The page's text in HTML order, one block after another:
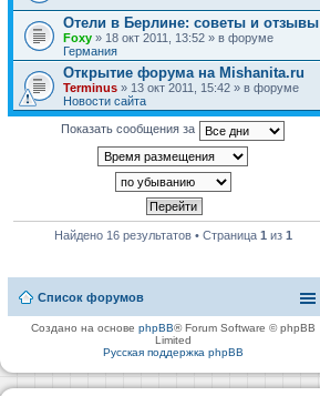
Отели в Берлине: советы и отзывы
Foxy » 18 окт 2011, 13:52 » в форуме
Германия
Открытие форума на Mishanita.ru
Terminus » 13 окт 2011, 15:42 » в форуме
Новости сайта
Показать сообщения за
Найдено 16 результатов • Страница1 из1
Список форумов
Создано на основеphpBB® Forum Software © phpBB
Limited
Русская поддержка phpBB